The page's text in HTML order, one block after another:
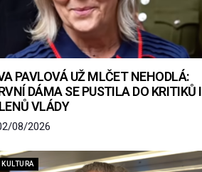
PAVLOVÁ UŽ MLČET NEHODLÁ:
DÁMA SE PUSTILA DO KRITIKŮ I
VLÁDY
08/2026
KULTURA